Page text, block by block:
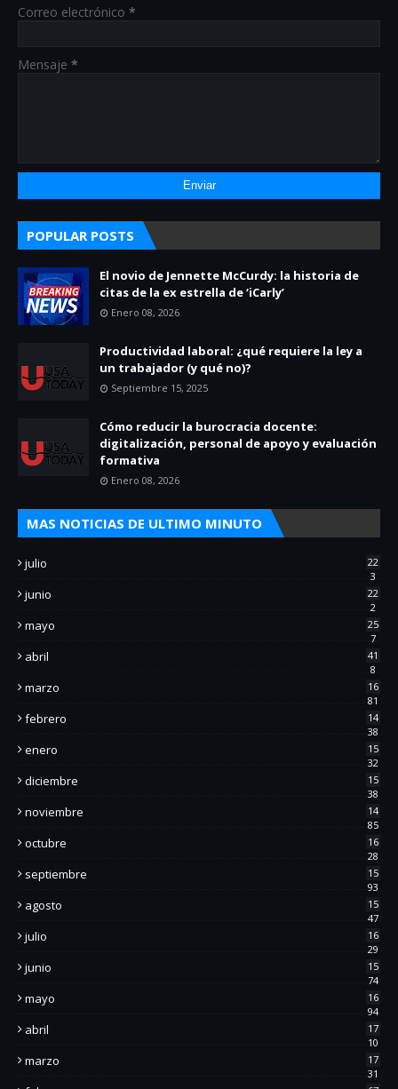
Correo electrónico *
Mensaje *
POPULAR POSTS
El novio de Jennette McCurdy: la historia de
citas de la ex estrella de ‘iCarly’
Enero 08, 2026
Productividad laboral: ¿qué requiere la ley a
un trabajador (y qué no)?
Septiembre 15, 2025
Cómo reducir la burocracia docente:
digitalización, personal de apoyo y evaluación
formativa
Enero 08, 2026
MAS NOTICIAS DE ULTIMO MINUTO
julio
22
3
junio
22
2
mayo
25
7
abril
41
8
marzo
16
81
febrero
14
38
enero
15
32
diciembre
15
38
noviembre
14
85
octubre
16
28
septiembre
15
93
agosto
15
47
julio
16
29
junio
15
74
mayo
16
94
abril
17
10
marzo
17
31